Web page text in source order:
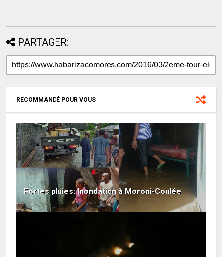
PARTAGER:
RECOMMANDÉ POUR VOUS
Fortes pluies: Inondation à Moroni-Coulée